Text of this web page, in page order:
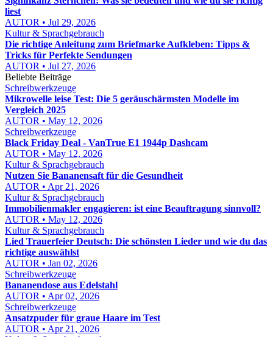
liest
AUTOR • Jul 29, 2026
Kultur & Sprachgebrauch
Die richtige Anleitung zum Briefmarke Aufkleben: Tipps &
Tricks für Perfekte Sendungen
AUTOR • Jul 27, 2026
Beliebte Beiträge
Schreibwerkzeuge
Mikrowelle leise Test: Die 5 geräuschärmsten Modelle im
Vergleich 2025
AUTOR • May 12, 2026
Schreibwerkzeuge
Black Friday Deal - VanTrue E1 1944p Dashcam
AUTOR • May 12, 2026
Kultur & Sprachgebrauch
Nutzen Sie Bananensaft für die Gesundheit
AUTOR • Apr 21, 2026
Kultur & Sprachgebrauch
Immobilienmakler engagieren: ist eine Beauftragung sinnvoll?
AUTOR • May 12, 2026
Kultur & Sprachgebrauch
Lied Trauerfeier Deutsch: Die schönsten Lieder und wie du das
richtige auswählst
AUTOR • Jan 02, 2026
Schreibwerkzeuge
Bananendose aus Edelstahl
AUTOR • Apr 02, 2026
Schreibwerkzeuge
Ansatzpuder für graue Haare im Test
AUTOR • Apr 21, 2026